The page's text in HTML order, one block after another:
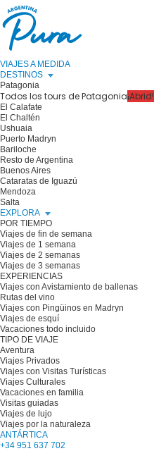
VIAJES A MEDIDA
DESTINOS
Patagonia
Todos los tours de Patagonia¡Abrid!
El Calafate
El Chaltén
Ushuaia
Puerto Madryn
Bariloche
Resto de Argentina
Buenos Aires
Cataratas de Iguazú
Mendoza
Salta
EXPLORA
POR TIEMPO
Viajes de fin de semana
Viajes de 1 semana
Viajes de 2 semanas
Viajes de 3 semanas
EXPERIENCIAS
Viajes con Avistamiento de ballenas
Rutas del vino
Viajes con Pingüinos en Madryn
Viajes de esquí
Vacaciones todo incluido
TIPO DE VIAJE
Aventura
Viajes Privados
Viajes con Visitas Turísticas
Viajes Culturales
Vacaciones en familia
Visitas guiadas
Viajes de lujo
Viajes por la naturaleza
ANTÁRTICA
+34 951 637 702